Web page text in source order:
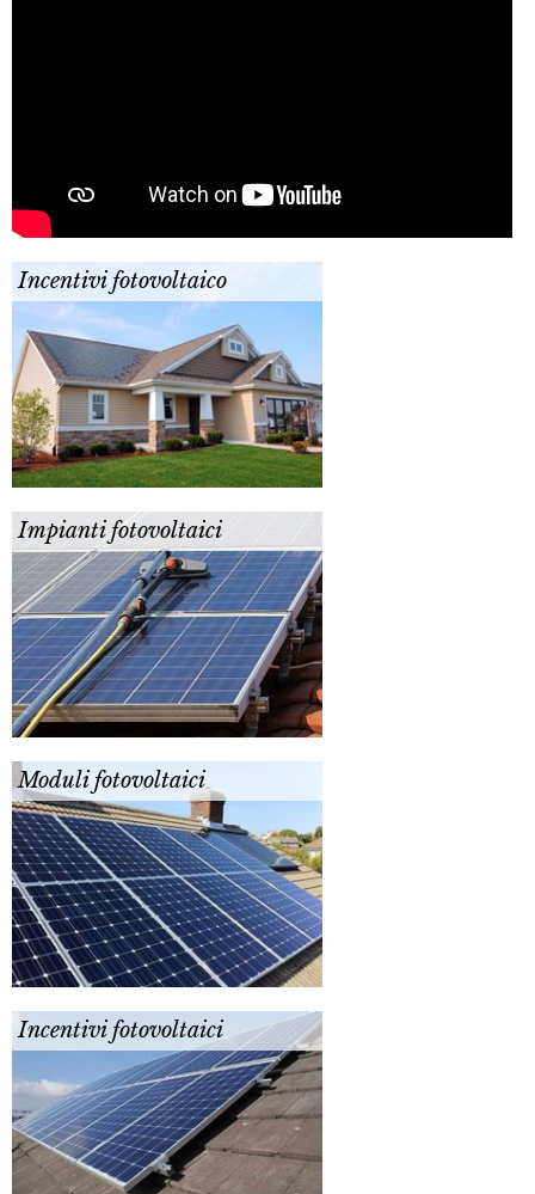
Incentivi fotovoltaico
Impianti fotovoltaici
Moduli fotovoltaici
Incentivi fotovoltaici